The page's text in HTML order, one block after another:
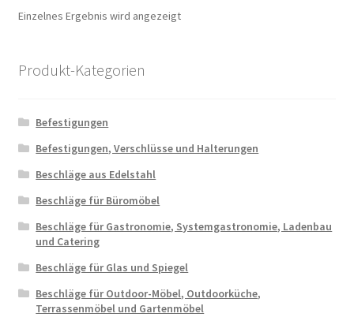
Einzelnes Ergebnis wird angezeigt
Produkt-Kategorien
Befestigungen
Befestigungen, Verschlüsse und Halterungen
Beschläge aus Edelstahl
Beschläge für Büromöbel
Beschläge für Gastronomie, Systemgastronomie, Ladenbau
und Catering
Beschläge für Glas und Spiegel
Beschläge für Outdoor-Möbel, Outdoorküche,
Terrassenmöbel und Gartenmöbel